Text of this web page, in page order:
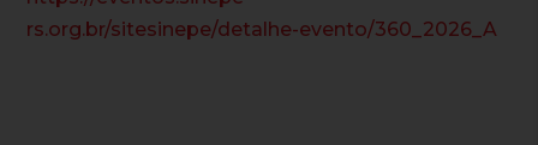
rs.org.br/sitesinepe/detalhe-evento/360_2026_A